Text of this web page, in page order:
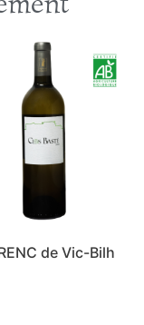
de Vic-Bilh